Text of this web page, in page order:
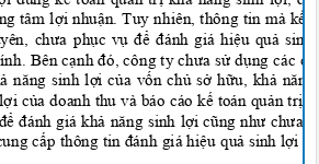
tâm lợi nhuận. Tuy nhiên, thông tin mà kế
chưa phục vụ để đánh giá hiệu quảsinh
Bên cạnh đó, công ty chưasửdụng các
ả năng sinh lợi của vốn chủsởhữu, khả
ợi của doanh thu và báo cáo kế toán quản trị
đánh giá khả năng sinh lợi cũng như chưa
cấp thông tin đánh giá hiệu quả sinh lợi